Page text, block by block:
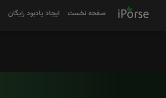
صفحه نخست ایجاد یادبود رایگان